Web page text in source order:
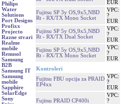
Philips
Water
Solutions
Port Designs
Profixx
Projecto
Razne stvari
Realme
mobile
Renusol
Samsung
B2B
Samsung IT
Samsung
mobile
Sapphire
SolarEdge
Sony
EUR
Fujitsu SP 3y OS,9x5,NBD
Rt - RX/TX Mono Socket
VPC:
?
EUR
Fujitsu SP 5y OS,9x5,NBD
Rt - RX/TX Dual Socket
VPC:
?
EUR
Fujitsu SP 5y OS,9x5,NBD
Rt - RX/TX Mono Socket
VPC:
?
EUR
Kontroleri
Fujitsu FBU opcija za PRAID
EP4xx
VPC:
?
EUR
Fujitsu PRAID CP400i
VPC:
?